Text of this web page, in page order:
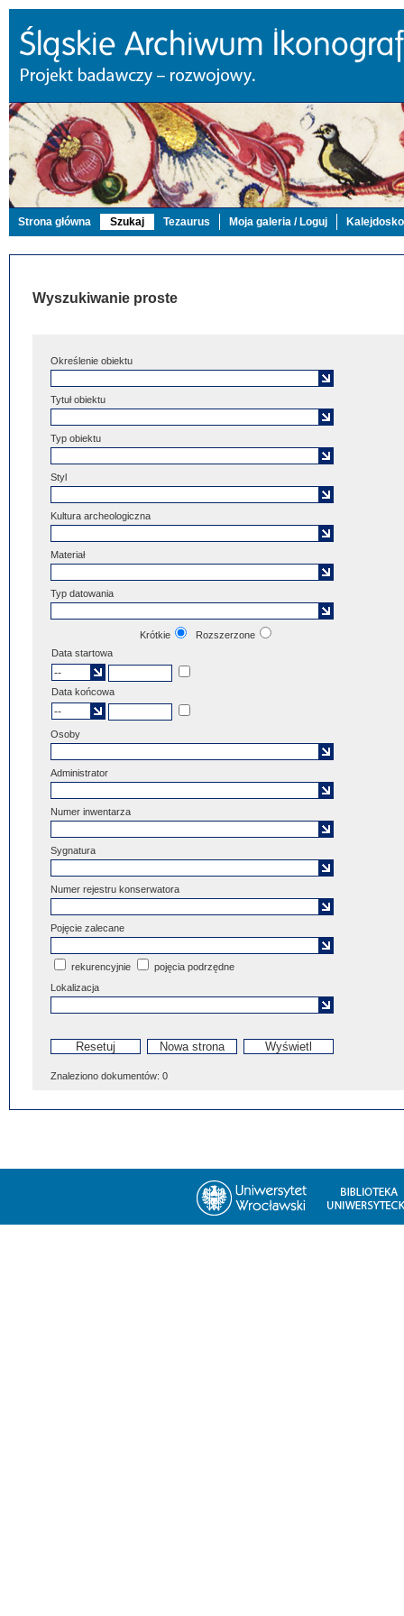
Strona główna Szukaj Tezaurus Moja galeria / Loguj
Wyszukiwanie proste
Określenie obiektu
Tytuł obiektu
Typ obiektu
Styl
Kultura archeologiczna
Materiał
Typ datowania
Krótkie
Rozszerzone
Data startowa
Data końcowa
Osoby
Administrator
Numer inwentarza
Sygnatura
Numer rejestru konserwatora
Pojęcie zalecane
rekurencyjnie
pojęcia podrzędne
Lokalizacja
Znaleziono dokumentów: 0